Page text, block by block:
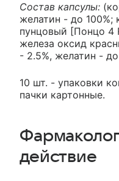
Состав капсулы:
желатин - до 100%;
пунцовый [Понцо 4
железа оксид
- 2.5%, желатин -
10 шт. - упаковки
пачки картонные.
действие